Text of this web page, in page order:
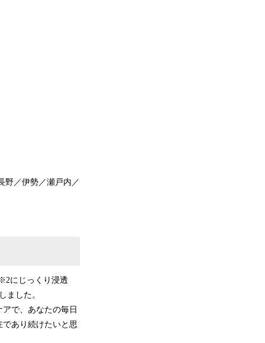
野／伊勢／瀬戸内／
にじっくり浸透
ました。
で、あなたの毎日
あり続けたいと思